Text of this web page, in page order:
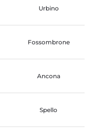
Urbino
Fossombrone
Ancona
Spello